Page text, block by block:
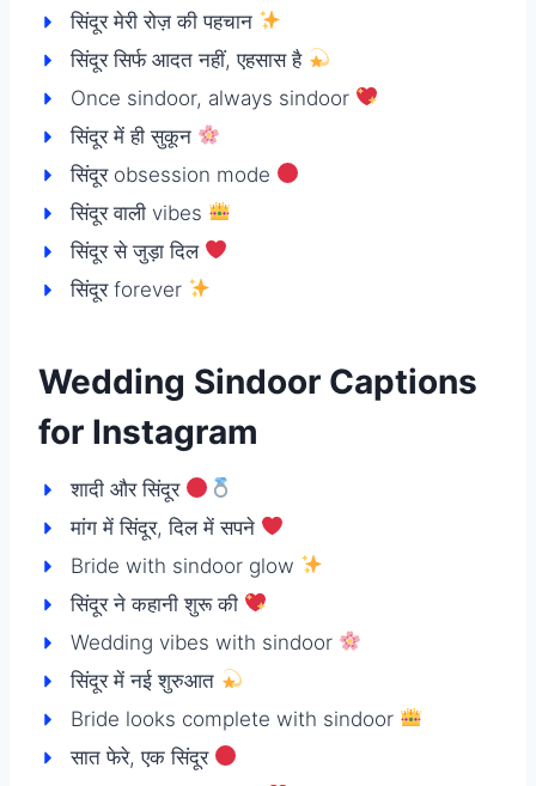
सिंदूर मेरी रोज़ की पहचान
सिंदूर सिर्फ आदत नहीं, एहसास है
Once sindoor, always sindoor
सिंदूर में ही सुकून
सिंदूर obsession mode
सिंदूर वाली vibes
सिंदूर से जुड़ा दिल
सिंदूर forever
Wedding Sindoor Captions
for Instagram
शादी और सिंदूर
मांग में सिंदूर, दिल में सपने
Bride with sindoor glow
सिंदूर ने कहानी शुरू की
Wedding vibes with sindoor
सिंदूर में नई शुरुआत
Bride looks complete with sindoor
सात फेरे, एक सिंदूर